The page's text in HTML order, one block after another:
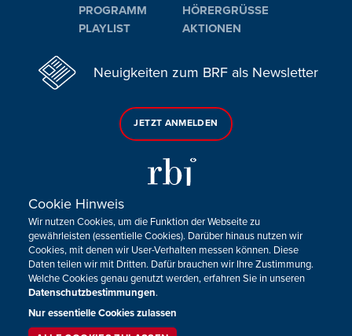
PROGRAMM
PLAYLIST
HÖRERGRÜSSE
AKTIONEN
Neuigkeiten zum BRF als Newsletter
JETZT ANMELDEN
Sie haben noch Fragen oder Anmerkungen?
KONTAKTIEREN SIE UNS!
Impressum Datenschutz
Cookie-Zustimmung anpassen
Cookie Hinweis
Wir nutzen Cookies, um die Funktion der Webseite zu
gewährleisten (essentielle Cookies). Darüber hinaus nutzen wir
Cookies, mit denen wir User-Verhalten messen können. Diese
Daten teilen wir mit Dritten. Dafür brauchen wir Ihre Zustimmung.
Welche Cookies genau genutzt werden, erfahren Sie in unseren
Datenschutzbestimmungen.
Nur essentielle Cookies zulassen